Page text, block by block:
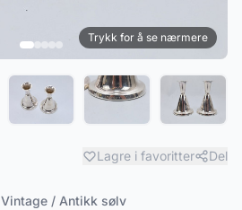
Trykk for å se nærmere
Lagre i favoritter Del
Vintage / Antikk sølv